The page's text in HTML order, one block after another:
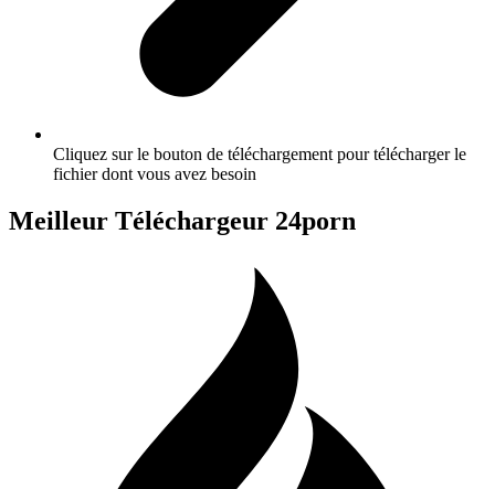
Cliquez sur le bouton de téléchargement pour télécharger le
fichier dont vous avez besoin
Meilleur Téléchargeur 24porn